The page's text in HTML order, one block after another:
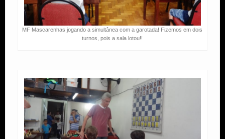
MF Mascarenhas jogando a simultânea com a garotada! Fizemos em dois
turnos, pois a sala lotou!!